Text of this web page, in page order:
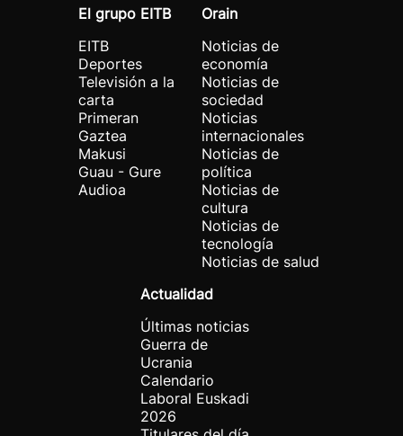
El grupo EITB
EITB
Deportes
Televisión a la
carta
Primeran
Gaztea
Makusi
Guau - Gure
Audioa
Orain
Noticias de
economía
Noticias de
sociedad
Noticias
internacionales
Noticias de
política
Noticias de
cultura
Noticias de
tecnología
Noticias de salud
Actualidad
Últimas noticias
Guerra de
Ucrania
Calendario
Laboral Euskadi
2026